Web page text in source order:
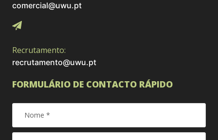
comercial@uwu.pt
Recrutamento:
recrutamento@uwu.pt
FORMULÁRIO DE CONTACTO RÁPIDO